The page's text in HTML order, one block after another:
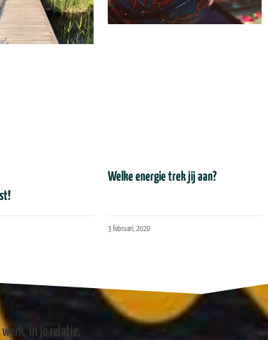
Welke energie trek jij aan?
3 februari, 2020
in je relatie,